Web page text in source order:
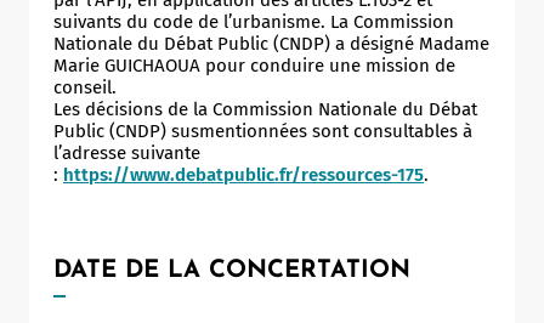
suivants du code de l’urbanisme. La Commission
Nationale du Débat Public (CNDP) a désigné Madame
Marie GUICHAOUA pour conduire une mission de
conseil.
Les décisions de la Commission Nationale du Débat
Public (CNDP) susmentionnées sont consultables à
l’adresse suivante
: https://www.debatpublic.fr/ressources-175.
DATE DE LA CONCERTATION